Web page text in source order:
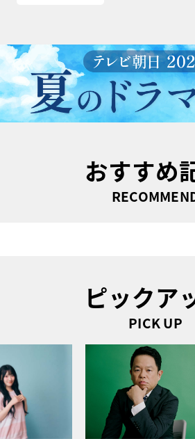
おすすめ
ピックア
PICK UP